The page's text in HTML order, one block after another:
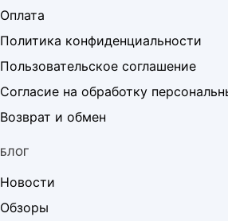
Оплата
Политика конфиденциальности
Пользовательское соглашение
Согласие на обработку
Возврат и обмен
БЛОГ
Новости
Обзоры